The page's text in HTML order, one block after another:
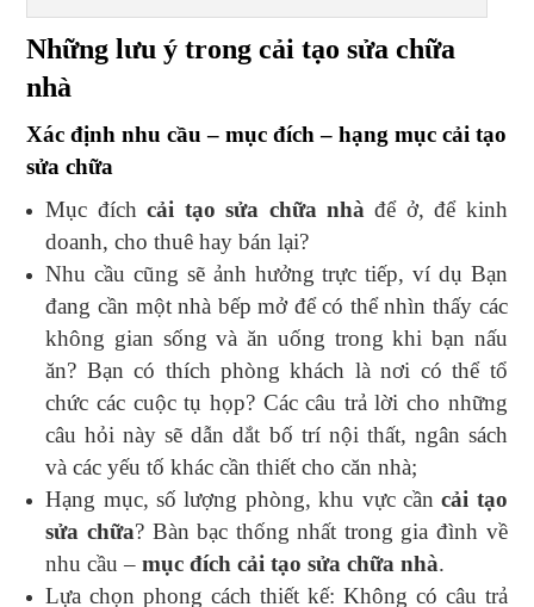
Những lưu ý trong cải tạo sửa chữa
nhà
Xác định nhu cầu – mục đích – hạng mục cải tạo
sửa chữa
Mục đíchcải tạo sửa chữa nhàđể ở, để kinh
doanh, cho thuê hay bán lại?
Nhu cầu cũng sẽ ảnh hưởng trực tiếp, ví dụ Bạn
đang cần một nhà bếp mở để có thể nhìn thấy các
không gian sống và ăn uống trong khi bạn nấu
ăn? Bạn có thích phòng khách là nơi có thể tổ
chức các cuộc tụ họp? Các câu trả lời cho những
câu hỏi này sẽ dẫn dắt bố trí nội thất, ngân sách
và các yếu tố khác cần thiết cho căn nhà;
Hạng mục, số lượng phòng, khu vực cầncải tạo
sửa chữa? Bàn bạc thống nhất trong gia đình về
nhu cầu –mục đích cải tạo sửa chữa nhà.
Lựa chọn phong cách thiết kế: Không có câu trả